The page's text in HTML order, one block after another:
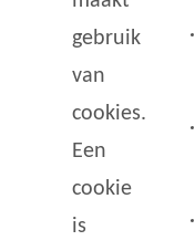
gebruik
van
cookies.
Een
cookie
is